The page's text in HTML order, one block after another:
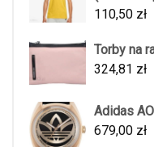
110,50 zł
Torby na
324,81 zł
Adidas
679,00 zł